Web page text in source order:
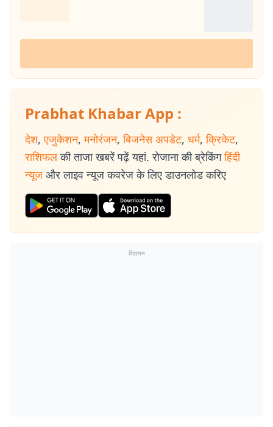
Prabhat Khabar App :
देश, एजुकेशन, मनोरंजन, बिजनेस अपडेट, धर्म, क्रिकेट,
राशिफल की ताजा खबरें पढ़ें यहां. रोजाना की ब्रेकिंग हिंदी
न्यूज और लाइव न्यूज कवरेज के लिए डाउनलोड करिए
विज्ञापन